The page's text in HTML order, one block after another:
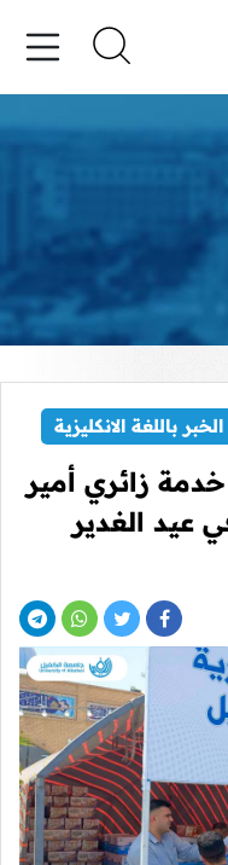
الخبر باللغة الانكليزية
زائري أمير
عيد الغدير